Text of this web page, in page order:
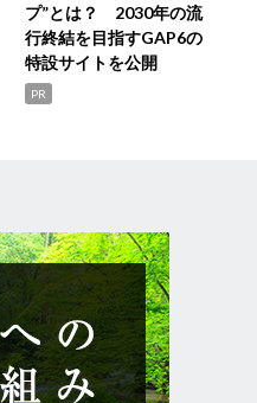
プ”とは？ 2030年の流
行終結を目指すGAP6の
特設サイトを公開
PR